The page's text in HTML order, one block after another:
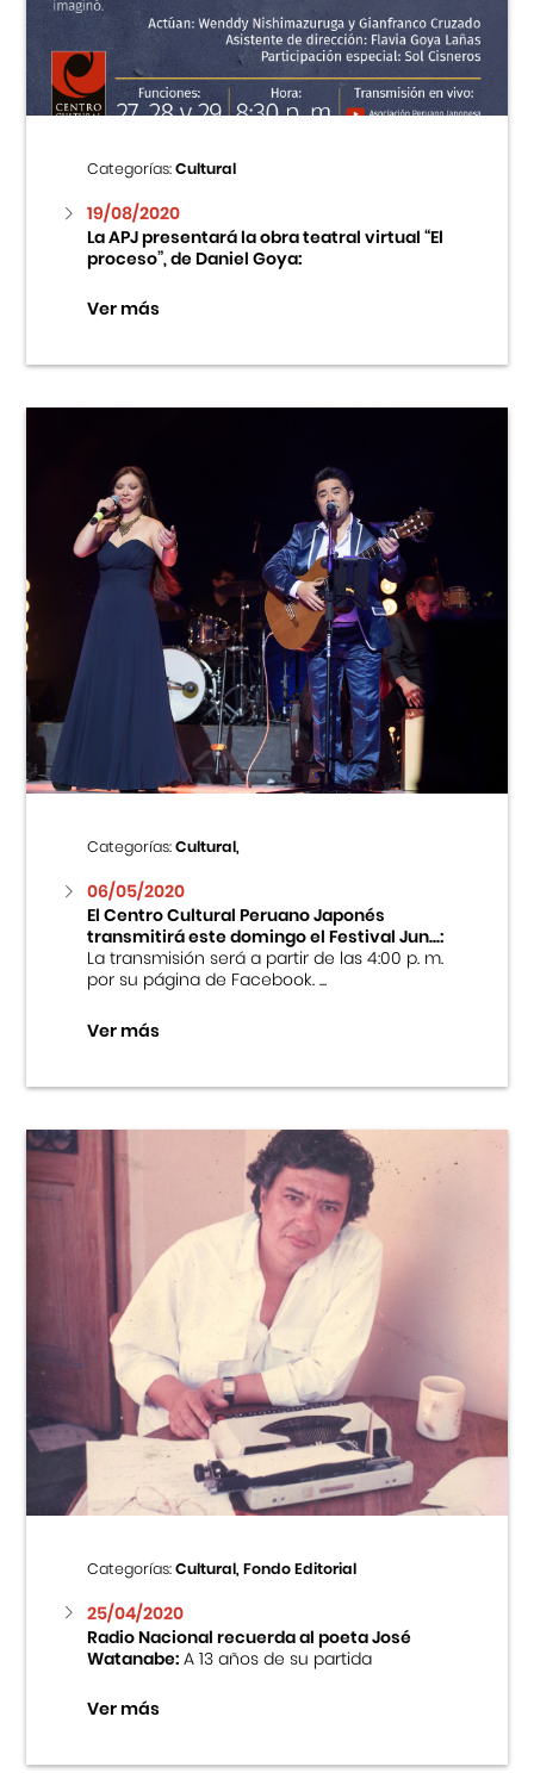
Centro Cultural Peruano Japonés
Cursos
Museo de la Inmigración Japonesa
Fondo Editorial
Teatro Peruano Japonés
Categorías:Cultural
19/08/2020
La APJ presentará la obra teatral virtual “El
proceso”, de Daniel Goya:
Ver más
Categorías:Cultural,
06/05/2020
El Centro Cultural Peruano Japonés
transmitirá este domingo el Festival Jun...:
La transmisión será a partir de las 4:00 p. m.
por su página de Facebook. ...
Ver más
Categorías:Cultural, Fondo Editorial
25/04/2020
Radio Nacional recuerda al poeta José
Watanabe:A 13 años de su partida
Ver más